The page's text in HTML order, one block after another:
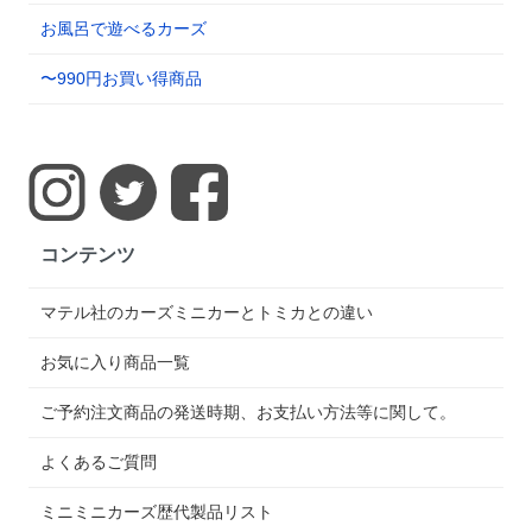
お風呂で遊べるカーズ
〜990円お買い得商品
コンテンツ
マテル社のカーズミニカーとトミカとの違い
お気に入り商品一覧
ご予約注文商品の発送時期、お支払い方法等に関して。
よくあるご質問
ミニミニカーズ歴代製品リスト